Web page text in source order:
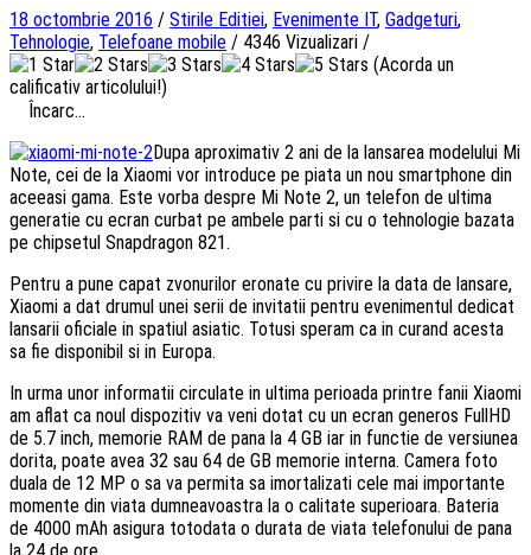
18 octombrie 2016 / Stirile Editiei, Evenimente IT, Gadgeturi,
Tehnologie, Telefoane mobile / 4346 Vizualizari /
(Acorda un
calificativ articolului!)
Încarc...
Dupa aproximativ 2 ani de la lansarea modelului Mi
Note, cei de la Xiaomi vor introduce pe piata un nou smartphone din
aceeasi gama. Este vorba despre Mi Note 2, un telefon de ultima
generatie cu ecran curbat pe ambele parti si cu o tehnologie bazata
pe chipsetul Snapdragon 821.
Pentru a pune capat zvonurilor eronate cu privire la data de lansare,
Xiaomi a dat drumul unei serii de invitatii pentru evenimentul dedicat
lansarii oficiale in spatiul asiatic. Totusi speram ca in curand acesta
sa fie disponibil si in Europa.
In urma unor informatii circulate in ultima perioada printre fanii Xiaomi
am aflat ca noul dispozitiv va veni dotat cu un ecran generos FullHD
de 5.7 inch, memorie RAM de pana la 4 GB iar in functie de versiunea
dorita, poate avea 32 sau 64 de GB memorie interna. Camera foto
duala de 12 MP o sa va permita sa imortalizati cele mai importante
momente din viata dumneavoastra la o calitate superioara. Bateria
de 4000 mAh asigura totodata o durata de viata telefonului de pana